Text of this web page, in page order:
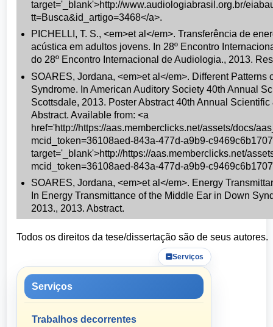
target='_blank'>http://www.audiologiabrasil.org.br/
tt=Busca&id_artigo=3468</a>.
PICHELLI, T. S., <em>et al</em>. Transferência de
acústica em adultos jovens. In 28º Encontro
do 28º Encontro Internacional de Audiologia., 2013.
SOARES, Jordana, <em>et al</em>. Different
Syndrome. In American Auditory Society 40th Annual
Scottsdale, 2013. Poster Abstract 40th Annual
Abstract. Available from: <a
href='http://https://aas.memberclicks.net/assets/docs/
mcid_token=36108aed-843a-477d-a9b9-
target='_blank'>http://https://aas.memberclicks.net/
mcid_token=36108aed-843a-477d-a9b9-
SOARES, Jordana, <em>et al</em>. Energy
In Energy Transmittance of the Middle Ear in Down
2013., 2013. Abstract.
Todos os direitos da tese/dissertação são de seus autores.
Serviços
Serviços
Trabalhos decorrentes